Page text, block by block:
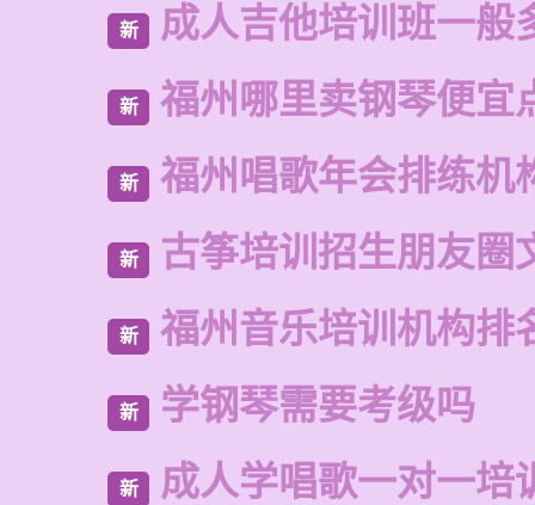
新 成人吉他培训班一般
新 福州哪里卖钢琴便宜
新 福州唱歌年会排练机
新 古筝培训招生朋友圈
新 福州音乐培训机构排
新 学钢琴需要考级吗
新 成人学唱歌一对一培